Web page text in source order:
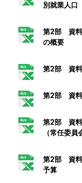
別就業人口
第2部 資料
の概要
第2部 資料
第2部 資料
第2部 資料
（常任委員
第2部 資料
予算